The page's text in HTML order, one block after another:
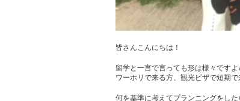
皆さんこんにちは！
留学と一言で言っても形は様々ですよ
ワーホリで来る方、観光ビザで短期
何を基準に考えてプランニングをし